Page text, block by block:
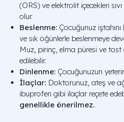
(ORS) ve elektrolit içecekleri
olur.
Beslenme: Çocuğunuz
ve sık öğünlerle beslenmeye
Muz, pirinç, elma püresi ve
edilebilir.
Dinlenme: Çocuğunuzun
İlaçlar: Doktorunuz, ateş ve
ibuprofen gibi ilaçlar reçete
genellikle önerilmez.